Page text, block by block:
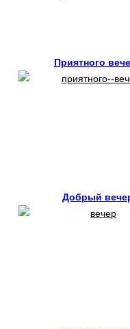
Приятного
Добрый